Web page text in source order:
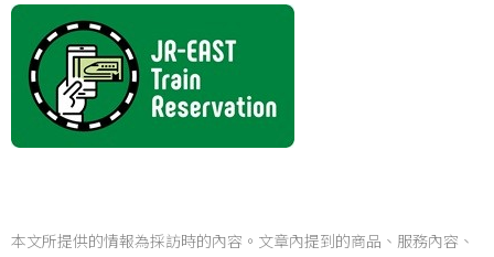
本文所提供的情報為採訪時的內容。文章內提到的商品、服務內容、